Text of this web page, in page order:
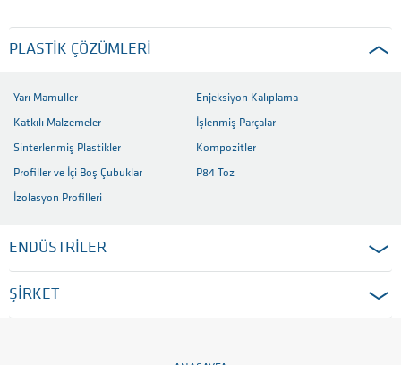
PLASTIK ÇÖZÜMLERI
Yarı Mamuller
Katkılı Malzemeler
Sinterlenmiş Plastikler
Profiller ve İçi Boş Çubuklar
Enjeksiyon Kalıplama
İşlenmiş Parçalar
Kompozitler
P84 Toz
İzolasyon Profilleri
ENDÜSTRİLER
ŞİRKET